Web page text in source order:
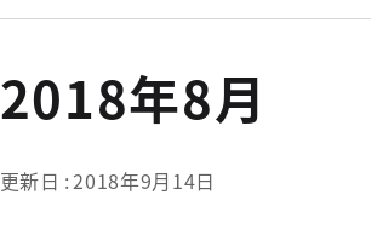
2018年8月
更新日 2018年9月14日